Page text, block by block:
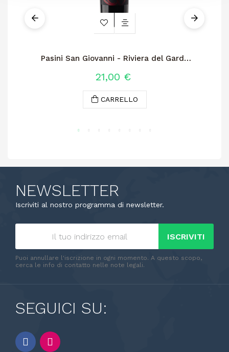
Pasini San Giovanni - Riviera del Garda
21,00 €
CARRELLO
NEWSLETTER
Iscriviti al nostro programma di newsletter.
ISCRIVITI
Puoi annullare l'iscrizione in ogni momento. A questo scopo,
cerca le info di contatto nelle note legali.
SEGUICI SU: